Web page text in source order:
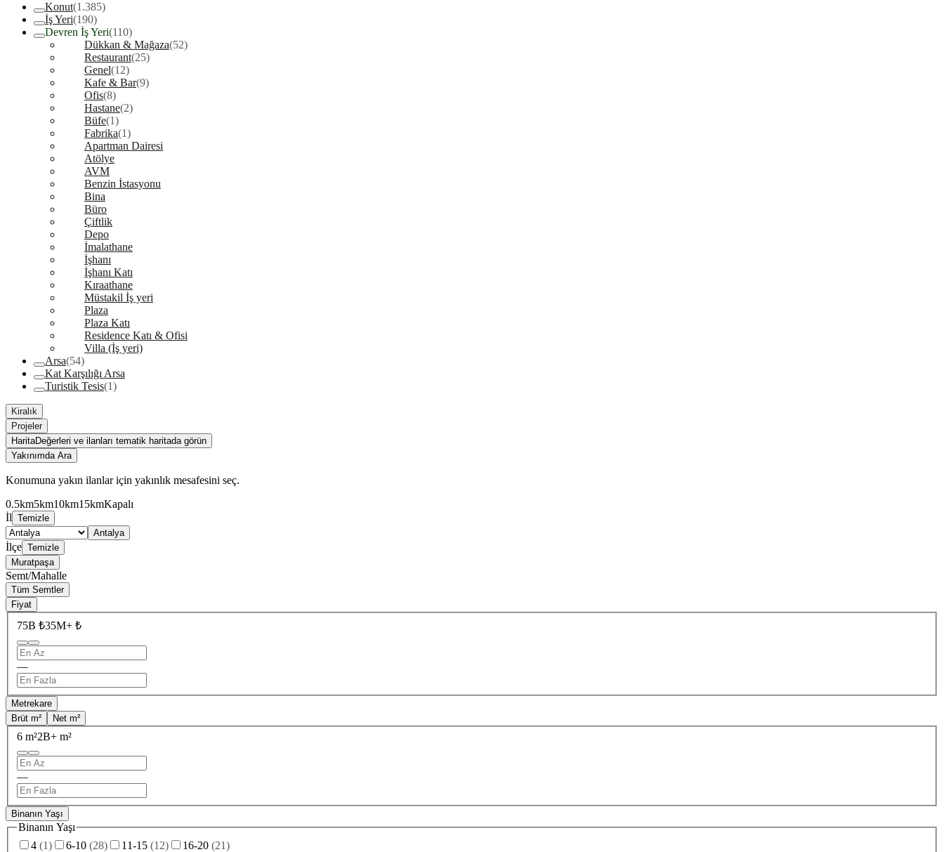
Konut(1.385)
İş Yeri(190)
Devren İş Yeri(110)
Dükkan & Mağaza(52)
Restaurant(25)
Genel(12)
Kafe & Bar(9)
Ofis(8)
Hastane(2)
Büfe(1)
Fabrika(1)
Apartman Dairesi
Atölye
AVM
Benzin İstasyonu
Bina
Büro
Çiftlik
Depo
İmalathane
İşhanı
İşhanı Katı
Kıraathane
Müstakil İş yeri
Plaza
Plaza Katı
Residence Katı & Ofisi
Villa (İş yeri)
Arsa(54)
Kat Karşılığı Arsa
Turistik Tesis(1)
Kiralık
Projeler
HaritaDeğerleri ve ilanları tematik haritada görün
Yakınımda Ara
Konumuna yakın ilanlar için yakınlık mesafesini seç.
0.5km5km10km15kmKapalı
İl Temizle
Antalya
İlçe Temizle
Muratpaşa
Semt/Mahalle
Tüm Semtler
Fiyat
75B ₺35M+ ₺
—
Metrekare
Brüt m²
Net m²
6 m²2B+ m²
—
Binanın Yaşı
Binanın Yaşı
4 (1) 6-10 (28) 11-15 (12) 16-20 (21)